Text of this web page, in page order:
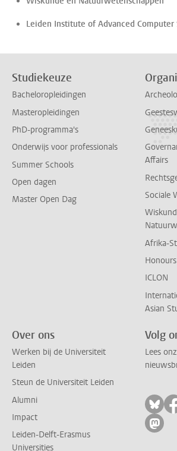
Leiden Institute of Advanced Computer
Studiekeuze
Bacheloropleidingen
Masteropleidingen
PhD-programma's
Onderwijs voor professionals
Summer Schools
Open dagen
Master Open Dag
Affairs
Sociale
Afrika-
ICLON
Asian
Over ons
Werken bij de Universiteit
Leiden
Steun de Universiteit Leiden
Alumni
Impact
Leiden-Delft-Erasmus
Universities
Volg
Lees
Volg
Volg